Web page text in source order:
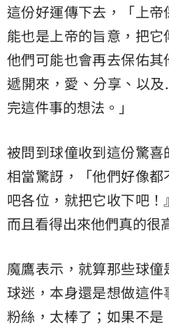
這份好運傳下去，「上
能也是上帝的旨意，把
他們可能也會再去保佑
遞開來，愛、分享、以
完這件事的想法。」
被問到球僮收到這份驚
相當驚訝，「他們好像
吧各位，就把它收下吧！
而且看得出來他們真的很
魔鷹表示，就算那些球
球迷，本身還是想做這
粉絲，太棒了；如果不